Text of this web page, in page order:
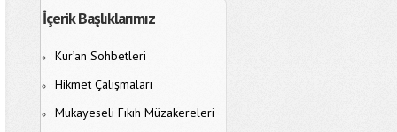
İçerik Başlıklarımız
Kur’an Sohbetleri
Hikmet Çalışmaları
Mukayeseli Fıkıh Müzakereleri